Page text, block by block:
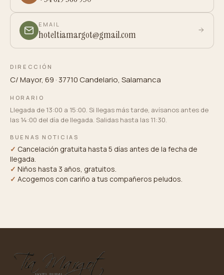
EMAIL
hoteltiamargot@gmail.com
DIRECCIÓN
C/ Mayor, 69 · 37710 Candelario, Salamanca
HORARIO
Llegada de 13:00 a 15:00. Si llegas más tarde, avísanos antes de
las 14:00 del día de llegada. Salidas hasta las 11:30.
BUENAS NOTICIAS
Cancelación gratuita hasta 5 días antes de la fecha de
llegada.
Niños hasta 3 años, gratuitos.
Acogemos con cariño a tus compañeros peludos.